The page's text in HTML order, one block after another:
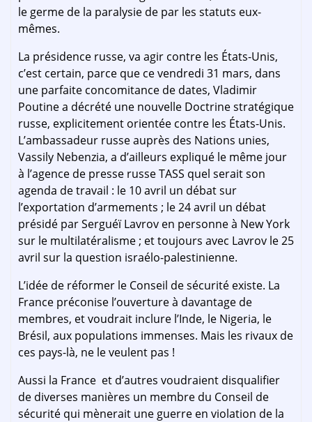
le germe de la paralysie de par les statuts eux-
mêmes.
La présidence russe, va agir contre les États-Unis,
c’est certain, parce que ce vendredi 31 mars, dans
une parfaite concomitance de dates, Vladimir
Poutine a décrété une nouvelle Doctrine stratégique
russe, explicitement orientée contre les États-Unis.
L’ambassadeur russe auprès des Nations unies,
Vassily Nebenzia, a d’ailleurs expliqué le même jour
à l’agence de presse russe TASS quel serait son
agenda de travail : le 10 avril un débat sur
l’exportation d’armements ; le 24 avril un débat
présidé par Serguéï Lavrov en personne à New York
sur le multilatéralisme ; et toujours avec Lavrov le 25
avril sur la question israélo-palestinienne.
L’idée de réformer le Conseil de sécurité existe. La
France préconise l’ouverture à davantage de
membres, et voudrait inclure l’Inde, le Nigeria, le
Brésil, aux populations immenses. Mais les rivaux de
ces pays-là, ne le veulent pas !
Aussi la France et d’autres voudraient disqualifier
de diverses manières un membre du Conseil de
sécurité qui mènerait une guerre en violation de la